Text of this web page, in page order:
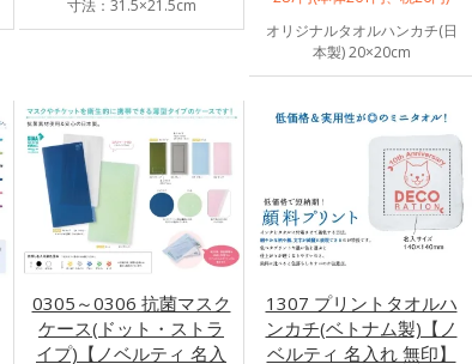
寸法：31.5×21.5cm
オリジナルタオルハンカチ(日
本製) 20×20cm
0305～0306 抗菌マスク
ケース(ドット・ストラ
イプ)【ノベルティ 名入
1307 プリントタオルハ
ンカチ(ベトナム製)【ノ
ベルティ 名入れ 無印】